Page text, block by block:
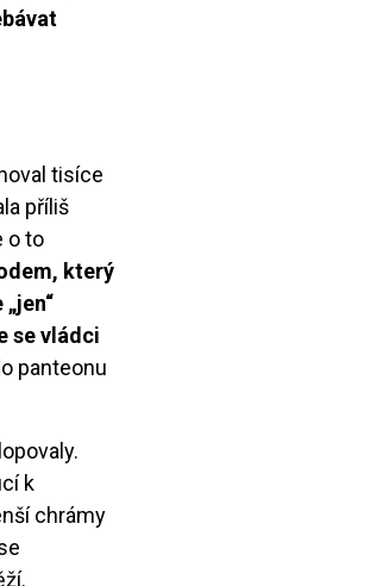
tisíce
příliš
o to
který
se vládci
panteonu
k
chrámy